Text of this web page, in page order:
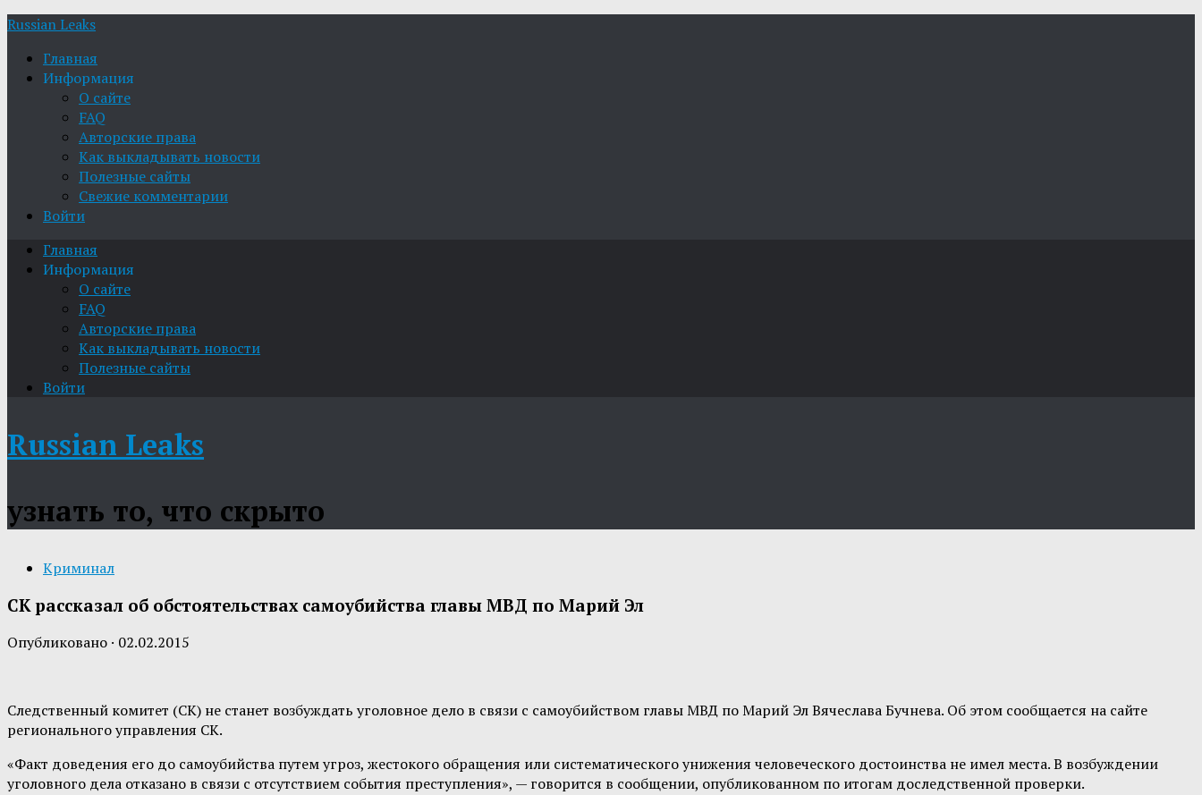
Russian Leaks
Главная
Информация
О сайте
FAQ
Авторские права
Как выкладывать новости
Полезные сайты
Свежие комментарии
Войти
Главная
Информация
О сайте
FAQ
Авторские права
Как выкладывать новости
Полезные сайты
Войти
Russian Leaks
узнать то, что скрыто
Криминал
СК рассказал об обстоятельствах самоубийства главы МВД по Марий Эл
Опубликовано · 02.02.2015
Следственный комитет (СК) не станет возбуждать уголовное дело в связи с самоубийством главы МВД по Марий Эл Вячеслава Бучнева. Об этом сообщается на сайте
регионального управления СК.
«Факт доведения его до самоубийства путем угроз, жестокого обращения или систематического унижения человеческого достоинства не имел места. В возбуждении
уголовного дела отказано в связи с отсутствием события преступления», — говорится в сообщении, опубликованном по итогам доследственной проверки.